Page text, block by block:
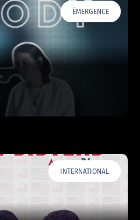
ÉMERGENCE
INTERNATIONAL